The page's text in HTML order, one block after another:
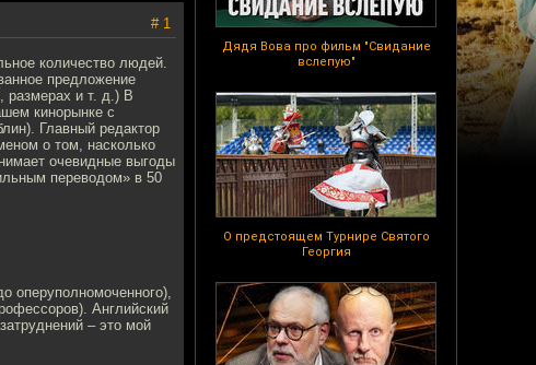
Дядя Вова про фильм "Свидание
вслепую"
О предстоящем Турнире Святого
Георгия
# 1
количество людей.
предложение
размерах и т. д.) В
кинорынке с
Главный редактор
о том, насколько
очевидные выгоды
переводом» в 50
оперуполномоченного),
Английский
– это мой